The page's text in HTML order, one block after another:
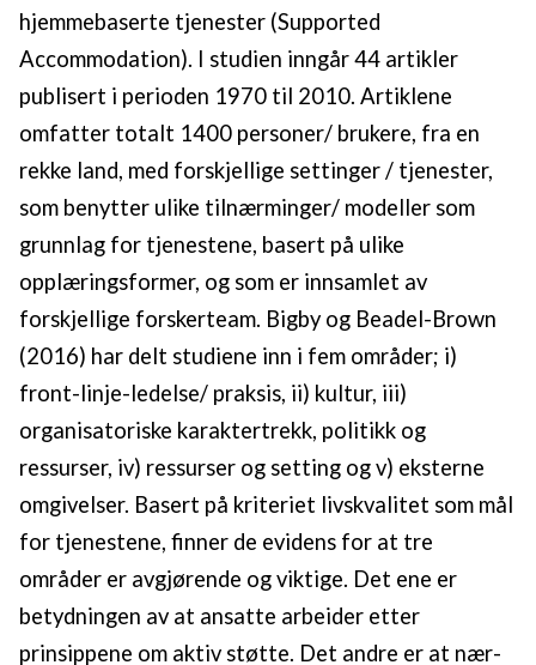
hjemmebaserte tjenester (Supported
Accommodation). I studien inngår 44 artikler
publisert i perioden 1970 til 2010. Artiklene
omfatter totalt 1400 personer/ brukere, fra en
rekke land, med forskjellige settinger / tjenester,
som benytter ulike tilnærminger/ modeller som
grunnlag for tjenestene, basert på ulike
opplæringsformer, og som er innsamlet av
forskjellige forskerteam. Bigby og Beadel-Brown
(2016) har delt studiene inn i fem områder; i)
front-linje-ledelse/ praksis, ii) kultur, iii)
organisatoriske karaktertrekk, politikk og
ressurser, iv) ressurser og setting og v) eksterne
omgivelser. Basert på kriteriet livskvalitet som mål
for tjenestene, finner de evidens for at tre
områder er avgjørende og viktige. Det ene er
betydningen av at ansatte arbeider etter
prinsippene om aktiv støtte. Det andre er at nær-